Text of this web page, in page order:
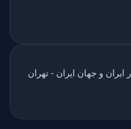
و جهان ایران - تهران